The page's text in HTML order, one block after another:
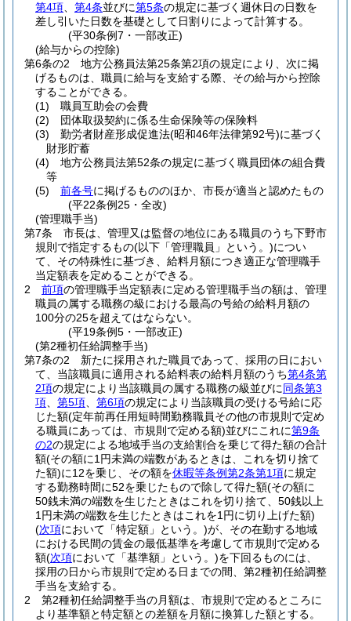
第4項
第4条並びに第5条の規定に基づく週休日の日数を
差し引いた日数を基礎として日割りによって計算する。
(平30条例7・一部改正)
(給与からの控除)
第6条の2
地方公務員法第25条第2項の規定により、次に掲
げるものは、職員に給与を支給する際、その給与から控除
することができる。
(1)
職員互助会の会費
(2)
団体取扱契約に係る生命保険等の保険料
(3)
勤労者財産形成促進法(昭和46年法律第92号)に基づく
財形貯蓄
(4)
地方公務員法第52条の規定に基づく職員団体の組合費
等
(5)
前各号に掲げるもののほか、市長が適当と認めたもの
(平22条例25・全改)
(管理職手当)
第7条
市長は、管理又は監督の地位にある職員のうち下野市
規則で指定するもの(以下「管理職員」という。)につい
て、その特殊性に基づき、給料月額につき適正な管理職手
当定額表を定めることができる。
2
前項の管理職手当定額表に定める管理職手当の額は、管理
職員の属する職務の級における最高の号給の給料月額の
100分の25を超えてはならない。
(平19条例5・一部改正)
(第2種初任給調整手当)
第7条の2
新たに採用された職員であって、採用の日におい
て、当該職員に適用される給料表の給料月額のうち第4条第
2項の規定により当該職員の属する職務の級並びに同条第3
項
第5項 第6項の規定により当該職員の受ける号給に応
じた額(定年前再任用短時間勤務職員その他の市規則で定め
る職員にあっては、市規則で定める額)並びにこれに第9条
の2の規定による地域手当の支給割合を乗じて得た額の合計
額(その額に1円未満の端数があるときは、これを切り捨て
た額)に12を乗じ、その額を休暇等条例第2条第1項に規定
する勤務時間に52を乗じたもので除して得た額(その額に
50銭未満の端数を生じたときはこれを切り捨て、50銭以上
1円未満の端数を生じたときはこれを1円に切り上げた額)
(次項において「特定額」という。)が、その在勤する地域
における民間の賃金の最低基準を考慮して市規則で定める
額(次項において「基準額」という。)を下回るものには、
採用の日から市規則で定める日までの間、第2種初任給調整
手当を支給する。
2
第2種初任給調整手当の月額は、市規則で定めるところに
より基準額と特定額との差額を月額に換算した額とする。